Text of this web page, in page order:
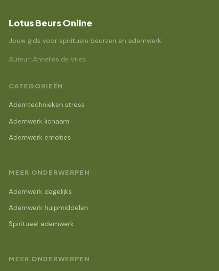
Lotus Beurs Online
Jouw gids voor spirituele beurzen en ademwerk.
Auteur: Annelies de Vries
CATEGORIEËN
Ademtechnieken stress
Ademwerk lichaam
Ademwerk emoties
MEER ONDERWERPEN
Ademwerk dagelijks
Ademwerk hulpmiddelen
Spiritueel ademwerk
MEER ONDERWERPEN